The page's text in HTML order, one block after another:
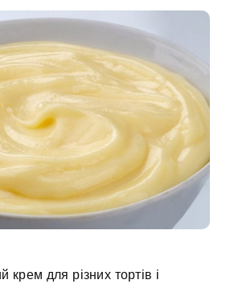
крем для різних тортів і